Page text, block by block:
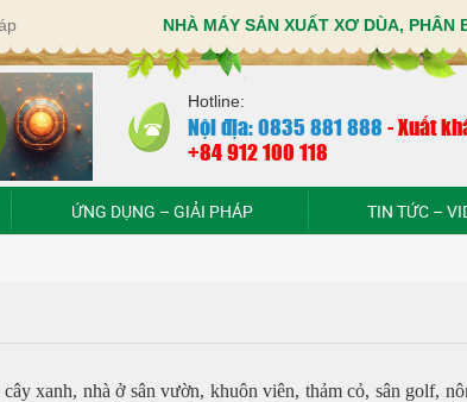
NHÀ MÁY SẢN XUẤT XƠ DÙA, PHÂN
Hotline:
Nội địa: 0835 881 888 -Xuất
+84 912 100 118
ỨNG DỤNG – GIẢI PHÁP TIN TỨC –
xanh, nhà ở sân vườn, khuôn viên, thảm cỏ, sân golf,